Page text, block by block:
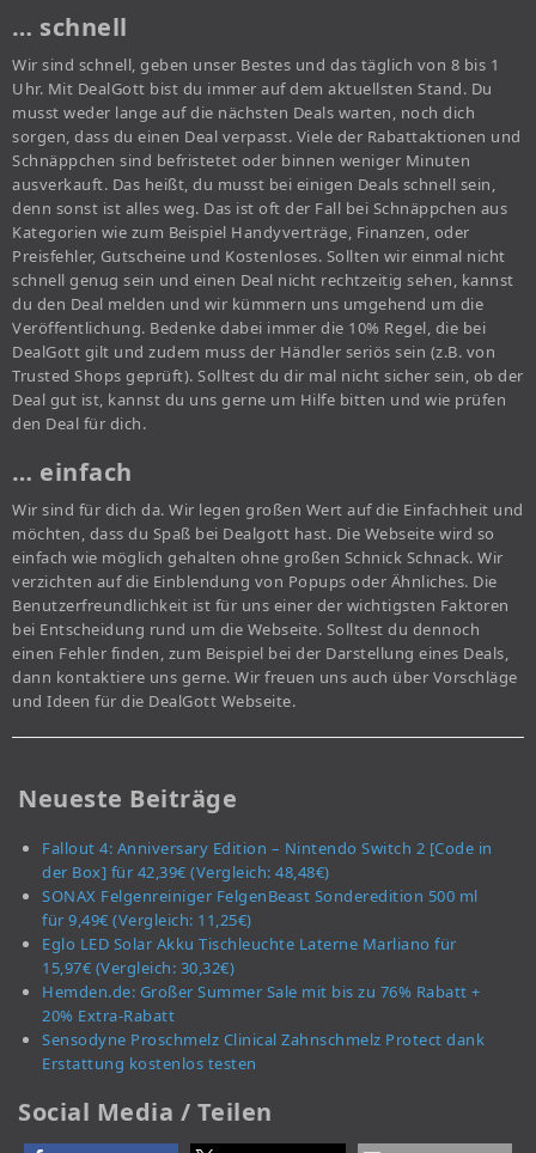
… schnell
Wir sind schnell, geben unser Bestes und das täglich von 8 bis 1
Uhr. Mit DealGott bist du immer auf dem aktuellsten Stand. Du
musst weder lange auf die nächsten Deals warten, noch dich
sorgen, dass du einen Deal verpasst. Viele der Rabattaktionen und
Schnäppchen sind befristetet oder binnen weniger Minuten
ausverkauft. Das heißt, du musst bei einigen Deals schnell sein,
denn sonst ist alles weg. Das ist oft der Fall bei Schnäppchen aus
Kategorien wie zum Beispiel Handyverträge, Finanzen, oder
Preisfehler, Gutscheine und Kostenloses. Sollten wir einmal nicht
schnell genug sein und einen Deal nicht rechtzeitig sehen, kannst
du den Deal melden und wir kümmern uns umgehend um die
Veröffentlichung. Bedenke dabei immer die 10% Regel, die bei
DealGott gilt und zudem muss der Händler seriös sein (z.B. von
Trusted Shops geprüft). Solltest du dir mal nicht sicher sein, ob der
Deal gut ist, kannst du uns gerne um Hilfe bitten und wie prüfen
den Deal für dich.
… einfach
Wir sind für dich da. Wir legen großen Wert auf die Einfachheit und
möchten, dass du Spaß bei Dealgott hast. Die Webseite wird so
einfach wie möglich gehalten ohne großen Schnick Schnack. Wir
verzichten auf die Einblendung von Popups oder Ähnliches. Die
Benutzerfreundlichkeit ist für uns einer der wichtigsten Faktoren
bei Entscheidung rund um die Webseite. Solltest du dennoch
einen Fehler finden, zum Beispiel bei der Darstellung eines Deals,
dann kontaktiere uns gerne. Wir freuen uns auch über Vorschläge
und Ideen für die DealGott Webseite.
Neueste Beiträge
Fallout 4: Anniversary Edition – Nintendo Switch 2 [Code in
der Box] für 42,39€ (Vergleich: 48,48€)
SONAX Felgenreiniger FelgenBeast Sonderedition 500 ml
für 9,49€ (Vergleich: 11,25€)
Eglo LED Solar Akku Tischleuchte Laterne Marliano für
15,97€ (Vergleich: 30,32€)
Hemden.de: Großer Summer Sale mit bis zu 76% Rabatt +
20% Extra-Rabatt
Sensodyne Proschmelz Clinical Zahnschmelz Protect dank
Erstattung kostenlos testen
Social Media / Teilen